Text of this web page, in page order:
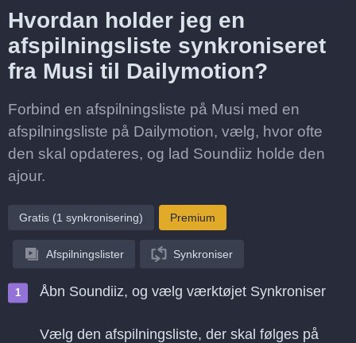
Hvordan holder jeg en
afspilningsliste synkroniseret
fra Musi til Dailymotion?
Forbind en afspilningsliste på Musi med en
afspilningsliste på Dailymotion, vælg, hvor ofte
den skal opdateres, og lad Soundiiz holde den
ajour.
Gratis (1 synkronisering) Premium
Afspilningslister Synkroniser
Åbn Soundiiz, og vælg værktøjet Synkroniser
Vælg den afspilningsliste, der skal følges på